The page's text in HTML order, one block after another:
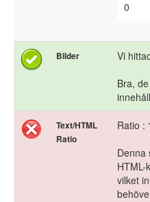
0
Bilder
Vi
Bra,
Text/HTML
Ratio
Ratio :
Denna
vilket